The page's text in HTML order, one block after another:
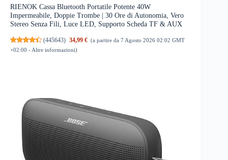
RIENOK Cassa Bluetooth Portatile Potente 40W
Impermeabile, Doppie Trombe | 30 Ore di Autonomia, Vero
Stereo Senza Fili, Luce LED, Supporto Scheda TF & AUX
(445643) 34,99 € (a partire da 7 Agosto 2026 02:02 GMT
+02:00 -Altre informazioni)